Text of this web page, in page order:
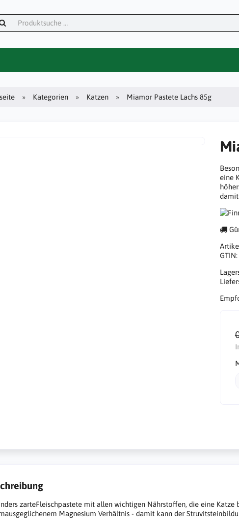
Kategorien Katzen Miamor Pastete Lachs 85g
eine
damit
GTIN:
zarteFleischpastete mit allen wichtigen Nährstoffen, die eine
Magnesium Verhältnis - damit kann der